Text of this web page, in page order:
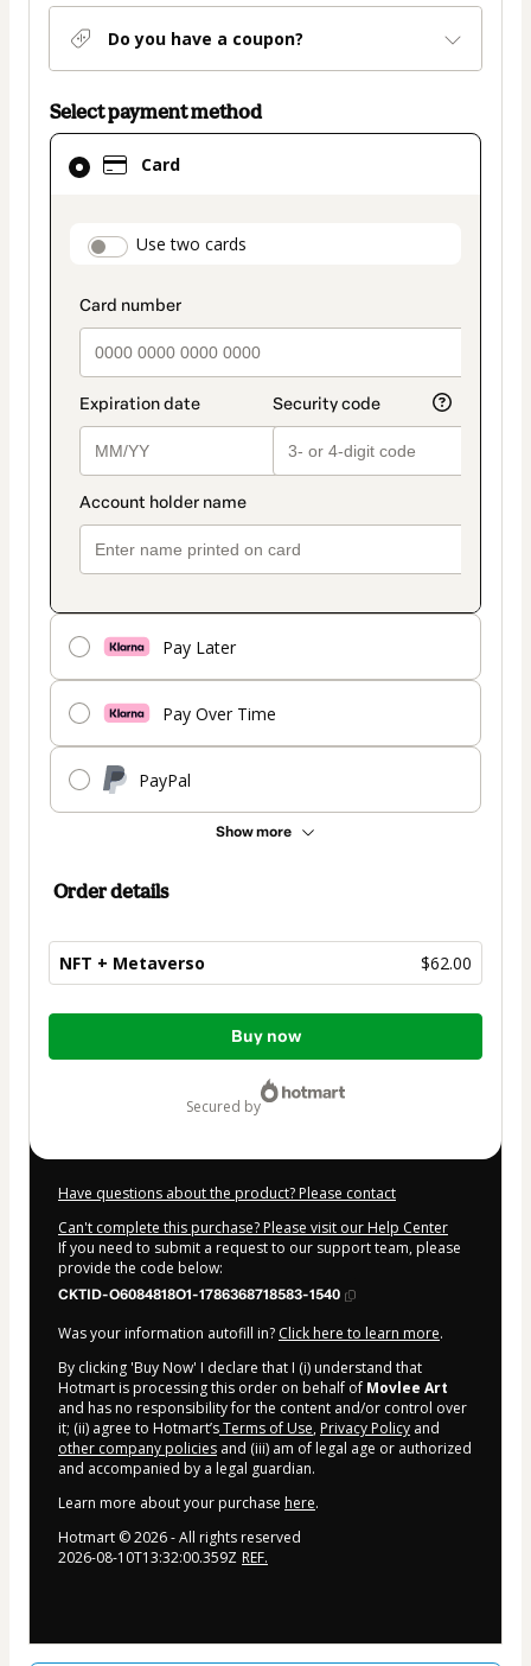
Do you have a coupon?
Select payment method
Card
payment_data.section_title_v2
Use two cards
Pay Later
Pay Over Time
PayPal
Show more
Card
selected
method
Order details
NFT + Metaverso $62.00
Total
Buy now
secured by
Have questions about the product? Please contact
Can't complete this purchase? Please visit our Help Center
If you need to submit a request to our support team, please
provide the code below:
CKTID-O6084818O1-1786368718583-1540
Was your information autofill in? Click here to learn more.
By clicking 'Buy Now' I declare that I (i) understand that
Hotmart is processing this order on behalf of Movlee Art
and has no responsibility for the content and/or control over
it; (ii) agree to Hotmart’sTerms of Use, Privacy Policy and
other company policies and (iii) am of legal age or authorized
and accompanied by a legal guardian.
Learn more about your purchase here.
Hotmart ©2026- All rights reserved
2026-08-10T13:32:00.359Z REF.